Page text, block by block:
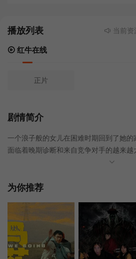
播放列表 当前资
红牛在线
正片
剧情简介
一个浪子般的女儿在困难时期回到了她
面临着晚期诊断和来自竞争对手的越来
对前方的情况时，旧伤再次浮现。
为你推荐